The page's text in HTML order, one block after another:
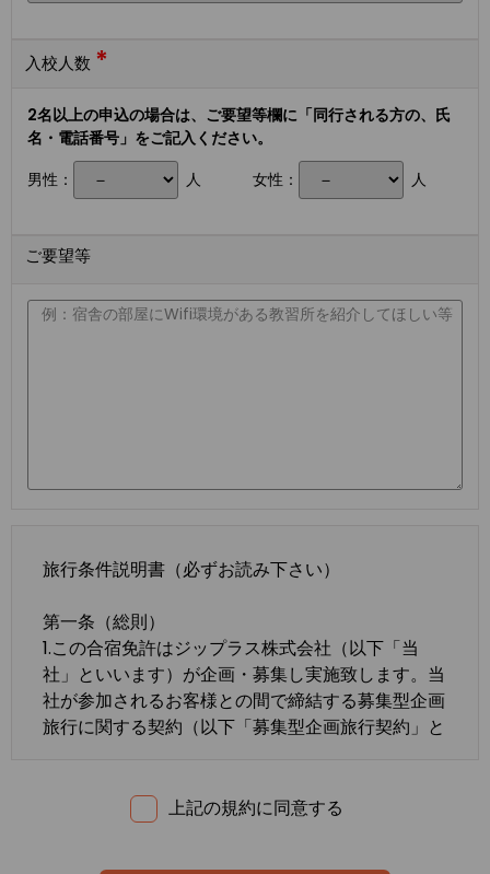
入校人数 *
2名以上の申込の場合は、ご要望等欄に「同行される方の、氏
名・電話番号」をご記入ください。
男性：
人 女性： 人
ご要望等
旅行条件説明書（必ずお読み下さい）
第一条（総則）
1.この合宿免許はジップラス株式会社（以下「当
社」といいます）が企画・募集し実施致します。当
社が参加されるお客様との間で締結する募集型企画
旅行に関する契約（以下「募集型企画旅行契約」と
たは一般に確立された慣習によるものとします。
上記の規約に同意する